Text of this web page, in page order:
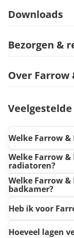
Downloads
Bezorgen &
Over Farrow
Welke Farrow
Welke Farrow
radiatoren?
Welke Farrow
badkamer?
Heb ik voor
Hoeveel lagen